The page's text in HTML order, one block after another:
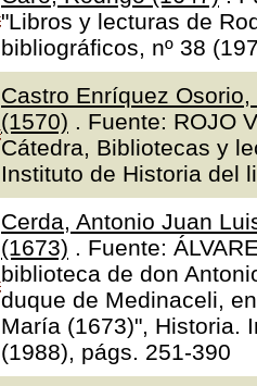
"Libros y lecturas de
bibliográficos, nº 38
Castro Enríquez
(1570) . Fuente: ROJO
Cátedra, Bibliotecas y
Instituto de Historia del
Cerda, Antonio Juan
(1673) . Fuente:
biblioteca de don
duque de Medinaceli,
María (1673)", Historia.
(1988), págs. 251-390